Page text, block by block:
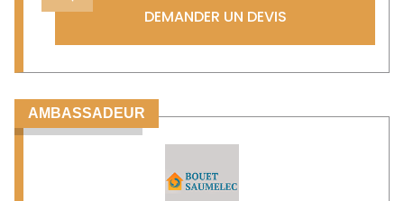
DEMANDER UN DEVIS
AMBASSADEUR